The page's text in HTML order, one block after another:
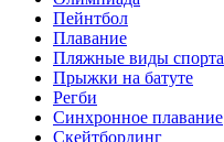
Пейнтбол
Плавание
Пляжные виды спорта
Прыжки на батуте
Регби
Синхронное плавание
Скейтбординг